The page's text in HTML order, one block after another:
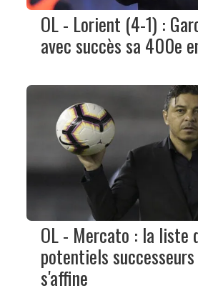
OL - Lorient (4-1) :
avec succès sa 400e
OL - Mercato : la liste
potentiels
s'affine